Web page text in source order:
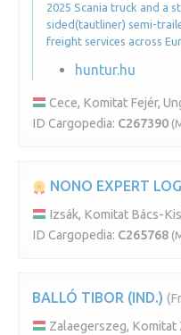
2025 Scania truck and a
sided(tautliner) semi-
freight services across
huntur.hu
Cece, Komitat Fejér,
ID Cargopedia: C267390
NONO EXPERT
Izsák, Komitat Bács-
ID Cargopedia: C265768
BALLÓ TIBOR (IND.)
Zalaegerszeg, Komitat